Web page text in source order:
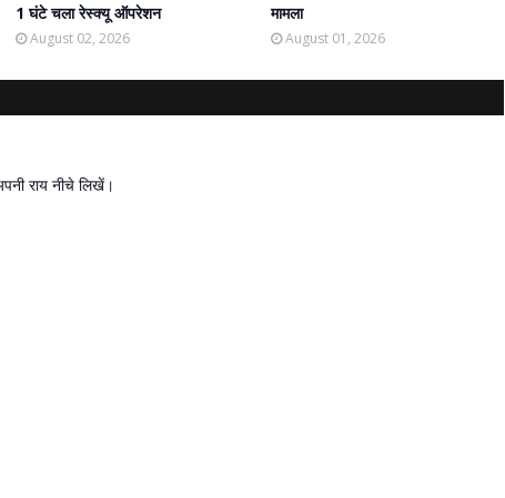
1 घंटे चला रेस्क्यू ऑपरेशन
August 02, 2026
मामला
August 01, 2026
राय नीचे लिखें।